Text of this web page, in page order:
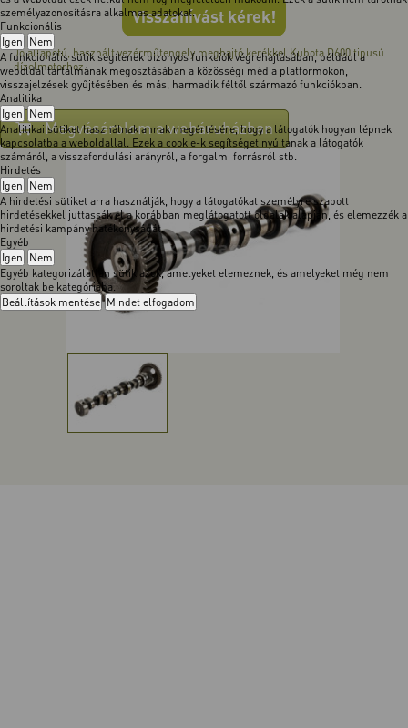
személyazonosításra alkalmas adatokat.
Funkcionális
Igen Nem
A funkcionális sütik segítenek bizonyos funkciók végrehajtásában, például a
weboldal tartalmának megosztásában a közösségi média platformokon,
visszajelzések gyűjtésében és más, harmadik féltől származó funkciókban.
Analitika
Igen Nem
Analitikai sütiket használnak annak megértésére, hogy a látogatók hogyan lépnek
kapcsolatba a weboldallal. Ezek a cookie-k segítséget nyújtanak a látogatók
számáról, a visszafordulási arányról, a forgalmi forrásról stb.
Hirdetés
Igen Nem
A hirdetési sütiket arra használják, hogy a látogatókat személyre szabott
hirdetésekkel juttassák el a korábban meglátogatott oldalak alapján, és elemezzék a
hirdetési kampány hatékonyságát.
Egyéb
Igen Nem
Egyéb kategorizálatlan sütik azok, amelyeket elemeznek, és amelyeket még nem
soroltak be kategóriába.
Beállítások mentése Mindet elfogadom
Visszahívást kérek!
Jó állapotú, használt vezérműtengely meghajtó kerékkel Kubota D600 tipusú
dízelmotorhoz.
Megvásárolom a webáruházban